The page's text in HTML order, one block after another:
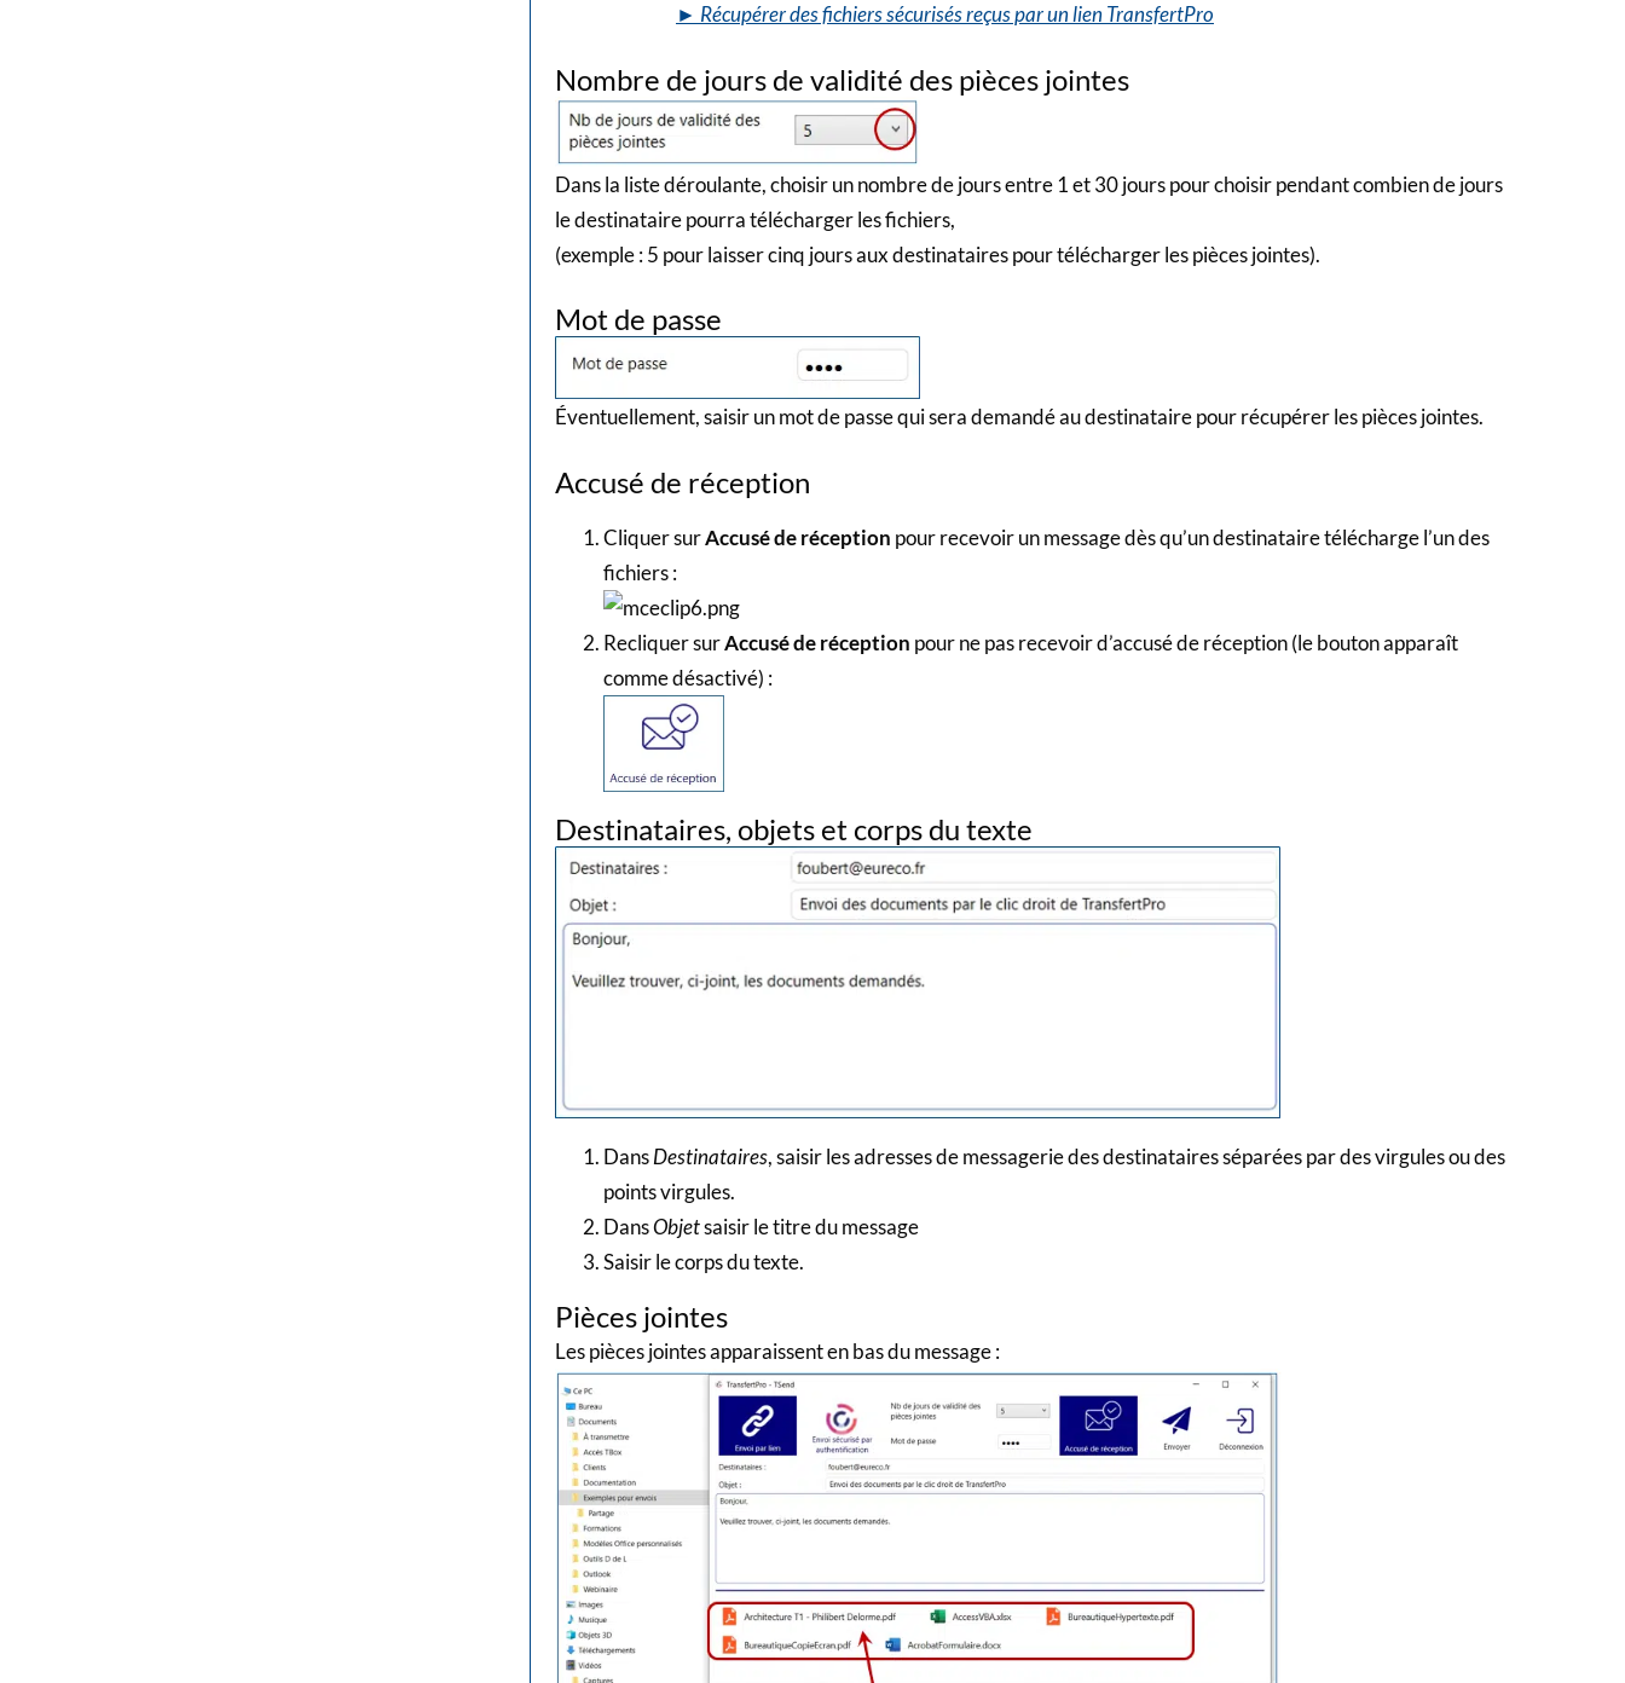
► Récupérer des fichiers sécurisés reçus par un lien TransfertPro
Nombre de jours de validité des pièces jointes
Dans la liste déroulante, choisir un nombre de jours entre 1 et 30 jours pour choisir pendant combien de jours
le destinataire pourra télécharger les fichiers,
(exemple : 5 pour laisser cinq jours aux destinataires pour télécharger les pièces jointes).
Mot de passe
Éventuellement, saisir un mot de passe qui sera demandé au destinataire pour récupérer les pièces jointes.
Accusé de réception
Cliquer surAccusé de réception pour recevoir un message dès qu’un destinataire télécharge l’un des
fichiers :
Recliquer surAccusé de réception pour ne pas recevoir d’accusé de réception (le bouton apparaît
comme désactivé) :
Destinataires, objets et corps du texte
DansDestinataires, saisir les adresses de messagerie des destinataires séparées par des virgules ou des
points virgules.
DansObjetsaisir le titre du message
Saisir le corps du texte.
Pièces jointes
Les pièces jointes apparaissent en bas du message :